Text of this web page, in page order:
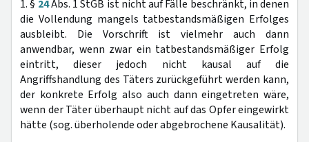
1. § 24Abs. 1 StGB ist nicht auf Fälle beschränkt, in denen
die Vollendung mangels tatbestandsmäßigen Erfolges
ausbleibt. Die Vorschrift ist vielmehr auch dann
anwendbar, wenn zwar ein tatbestandsmäßiger Erfolg
eintritt, dieser jedoch nicht kausal auf die
Angriffshandlung des Täters zurückgeführt werden kann,
der konkrete Erfolg also auch dann eingetreten wäre,
wenn der Täter überhaupt nicht auf das Opfer eingewirkt
hätte (sog. überholende oder abgebrochene Kausalität).